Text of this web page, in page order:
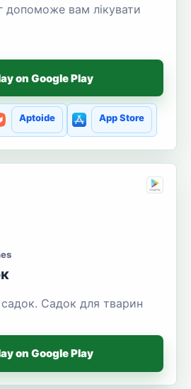
допоможе вам лікувати
on Google Play
Aptoide App Store
Садок для тварин
on Google Play